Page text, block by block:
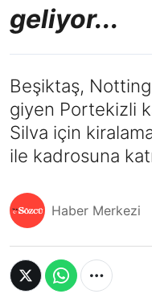
geliyor...
Beşiktaş,
giyen Portekizli
Silva için
ile kadrosuna
Haber Merkezi